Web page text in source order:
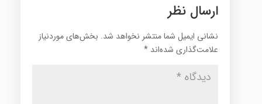
ارسال نظر
نشانی ایمیل شما منتشر نخواهد شد. بخش‌های موردنیاز
علامت‌گذاری شده‌اند *